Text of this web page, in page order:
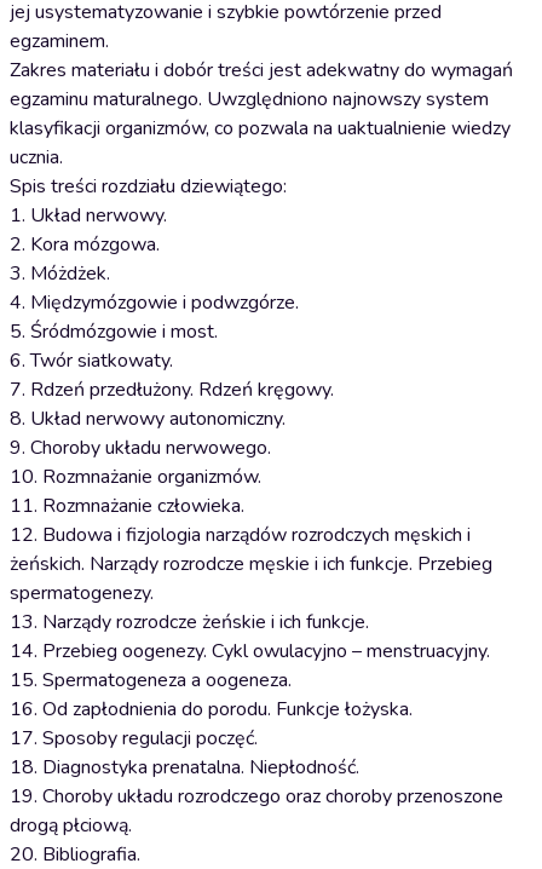
jej usystematyzowanie i szybkie powtórzenie przed
egzaminem.
Zakres materiału i dobór treści jest adekwatny do wymagań
egzaminu maturalnego. Uwzględniono najnowszy system
klasyfikacji organizmów, co pozwala na uaktualnienie wiedzy
ucznia.
Spis treści rozdziału dziewiątego:
1. Układ nerwowy.
2. Kora mózgowa.
3. Móżdżek.
4. Międzymózgowie i podwzgórze.
5. Śródmózgowie i most.
6. Twór siatkowaty.
7. Rdzeń przedłużony. Rdzeń kręgowy.
8. Układ nerwowy autonomiczny.
9. Choroby układu nerwowego.
10. Rozmnażanie organizmów.
11. Rozmnażanie człowieka.
12. Budowa i fizjologia narządów rozrodczych męskich i
żeńskich. Narządy rozrodcze męskie i ich funkcje. Przebieg
spermatogenezy.
13. Narządy rozrodcze żeńskie i ich funkcje.
14. Przebieg oogenezy. Cykl owulacyjno – menstruacyjny.
15. Spermatogeneza a oogeneza.
16. Od zapłodnienia do porodu. Funkcje łożyska.
17. Sposoby regulacji poczęć.
18. Diagnostyka prenatalna. Niepłodność.
19. Choroby układu rozrodczego oraz choroby przenoszone
drogą płciową.
20. Bibliografia.